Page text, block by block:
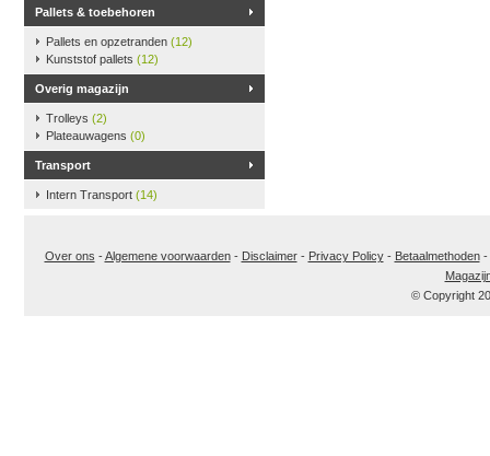
Pallets & toebehoren
Pallets en opzetranden (12)
Kunststof pallets (12)
Overig magazijn
Trolleys (2)
Plateauwagens (0)
Transport
Intern Transport (14)
Over ons -Algemene voorwaarden- Disclaimer- Privacy Policy- Betaalmethoden-
© Copyright